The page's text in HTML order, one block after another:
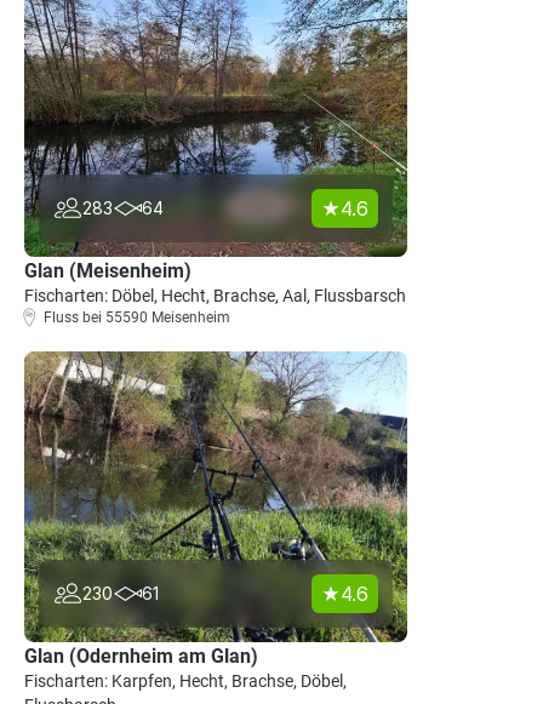
283 64 4.6
Glan (Meisenheim)
Fischarten: Döbel, Hecht, Brachse, Aal, Flussbarsch
Fluss bei 55590 Meisenheim
230 61 4.6
Glan (Odernheim am Glan)
Fischarten: Karpfen, Hecht, Brachse, Döbel,